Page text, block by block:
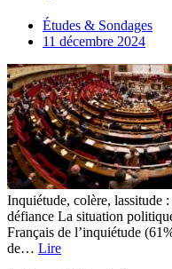
Études & Sondages
11 décembre 2024
Inquiétude, colère, lassitude
défiance La situation
Français de l’inquiétude
de… Lire